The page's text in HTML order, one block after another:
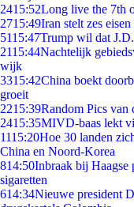
2415:52Long live the 7th
2715:49Iran stelt zes
5115:47Trump wil dat
2115:44Nachtelijk
wijk
3315:42China boekt
groeit
2215:39Random Pics van
2415:35MIVD-baas lekt
1115:20Hoe 30 landen
China en Noord-Korea
814:50Inbraak bij Haagse
sigaretten
614:34Nieuwe president